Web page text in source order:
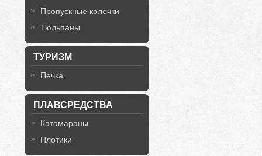
Пропускные колечки
Тюльпаны
ТУРИЗМ
Печка
ПЛАВСРЕДСТВА
Катамараны
Плотики